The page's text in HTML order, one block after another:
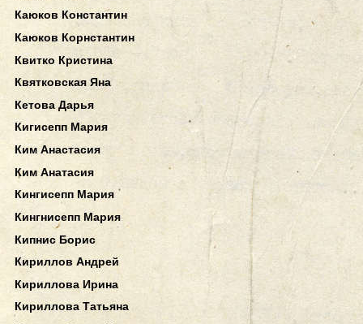
Каюков Константин
Каюков Корнстантин
Квитко Кристина
Квятковская Яна
Кетова Дарья
Кигисепп Мария
Ким Анастасия
Ким Анатасия
Кингисепп Мария
Кингнисепп Мария
Кипнис Борис
Кириллов Андрей
Кириллова Ирина
Кириллова Татьяна